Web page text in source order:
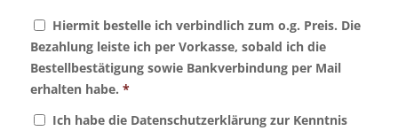
Hiermit bestelle ich verbindlich zum o.g. Preis. Die
Bezahlung leiste ich per Vorkasse, sobald ich die
Bestellbestätigung sowie Bankverbindung per Mail
erhalten habe. *
Ich habe die Datenschutzerklärung zur Kenntnis